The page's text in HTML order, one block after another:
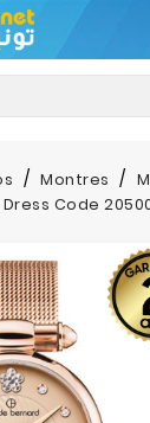
Montres
Code 20500